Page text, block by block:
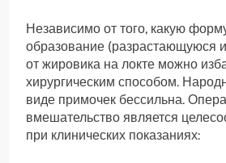
Независимо от того, какую
образование (разрастающуюся
от жировика на локте можно
хирургическим способом.
виде примочек бессильна.
вмешательство является
при клинических показаниях: